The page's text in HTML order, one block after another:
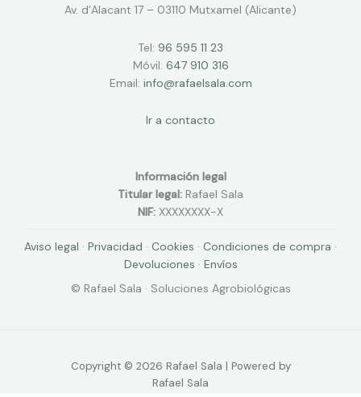
Av. d’Alacant 17 – 03110 Mutxamel (Alicante)
Tel: 96 595 11 23
Móvil: 647 910 316
Email: info@rafaelsala.com
Ir a contacto
Información legal
Titular legal: Rafael Sala
NIF: XXXXXXXX-X
Aviso legal · Privacidad · Cookies · Condiciones de compra ·
Devoluciones · Envíos
© Rafael Sala · Soluciones Agrobiológicas
Copyright © 2026 Rafael Sala | Powered by
Rafael Sala